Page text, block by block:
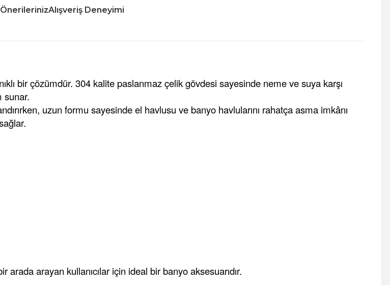
ÖnerilerinizAlışveriş Deneyimi
bir çözümdür. 304 kalite paslanmaz çelik gövdesi sayesinde neme ve suya karşı
sunar.
uzun formu sayesinde el havlusu ve banyo havlularını rahatça asma imkânı
arayan kullanıcılar için ideal bir banyo aksesuarıdır.